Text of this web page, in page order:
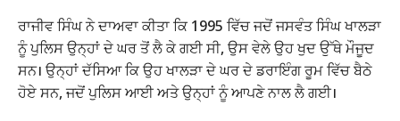
ਰਾਜੀਵ ਸਿੰਘ ਨੇ ਦਾਅਵਾ ਕੀਤਾ ਕਿ 1995 ਵਿੱਚ ਜਦੋਂ ਜਸਵੰਤ ਸਿੰਘ ਖਾਲੜਾ
ਨੂੰ ਪੁਲਿਸ ਉਨ੍ਹਾਂ ਦੇ ਘਰ ਤੋਂ ਲੈ ਕੇ ਗਈ ਸੀ, ਉਸ ਵੇਲੇ ਉਹ ਖੁਦ ਉੱਥੇ ਮੌਜੂਦ
ਸਨ। ਉਨ੍ਹਾਂ ਦੱਸਿਆ ਕਿ ਉਹ ਖਾਲੜਾ ਦੇ ਘਰ ਦੇ ਡਰਾਇੰਗ ਰੂਮ ਵਿੱਚ ਬੈਠੇ
ਹੋਏ ਸਨ, ਜਦੋਂ ਪੁਲਿਸ ਆਈ ਅਤੇ ਉਨ੍ਹਾਂ ਨੂੰ ਆਪਣੇ ਨਾਲ ਲੈ ਗਈ।